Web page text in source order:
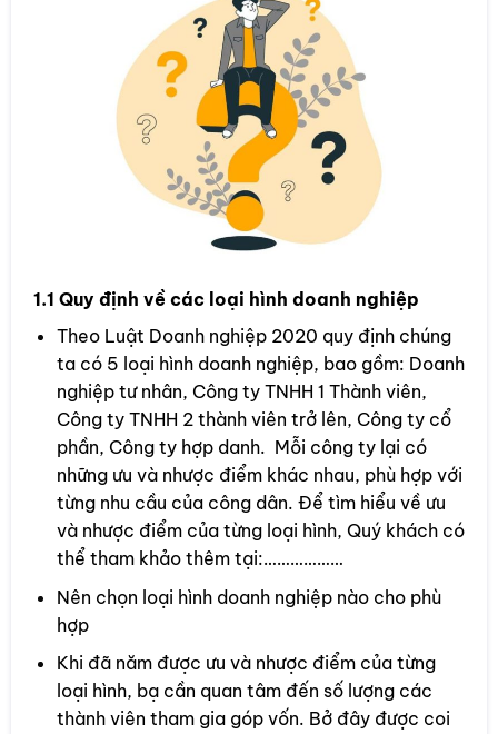
1.1 Quy định về các loại hình doanh nghiệp
Theo Luật Doanh nghiệp 2020 quy định chúng
ta có 5 loại hình doanh nghiệp, bao gồm: Doanh
nghiệp tư nhân, Công ty TNHH 1 Thành viên,
Công ty TNHH 2 thành viên trở lên, Công ty cổ
phần, Công ty hợp danh. Mỗi công ty lại có
những ưu và nhược điểm khác nhau, phù hợp với
từng nhu cầu của công dân. Để tìm hiểu về ưu
và nhược điểm của từng loại hình, Quý khách có
thể tham khảo thêm tại:………………
Nên chọn loại hình doanh nghiệp nào cho phù
hợp
Khi đã năm được ưu và nhược điểm của từng
loại hình, bạ cần quan tâm đến số lượng các
thành viên tham gia góp vốn. Bở đây được coi